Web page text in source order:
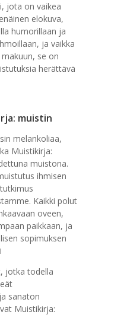
jota on vaikea
elokuva,
humorillaan ja
ja vaikka
se on
herättävä
muistin
melankoliaa,
Muistikirja:
muistona.
ihmisen
Kaikki polut
oveen,
paikkaan, ja
sopimuksen
jotka todella
sanaton
Muistikirja: